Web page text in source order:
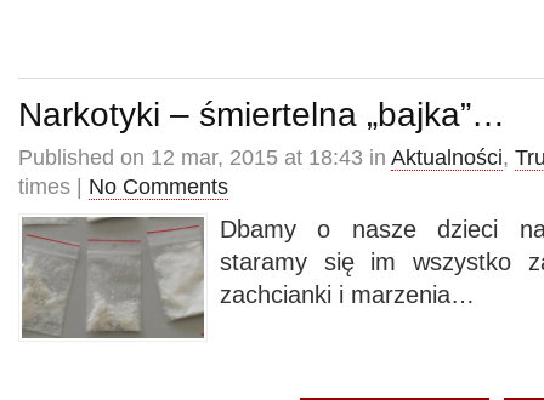
Narkotyki – śmiertelna „bajka”…
Published on 12 mar, 2015 at 18:43 in Aktualności,
times | No Comments
Dbamy o nasze dzieci
staramy się im wszystko
zachcianki i marzenia…